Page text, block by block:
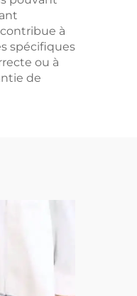
à
spécifiques
ou à
de